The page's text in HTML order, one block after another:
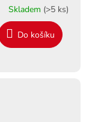
Skladem (>5 ks)
Do košíku